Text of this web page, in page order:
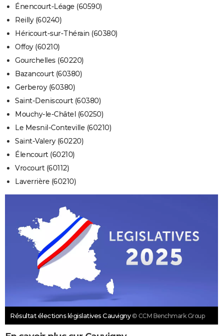
Énencourt-Léage (60590)
Reilly (60240)
Héricourt-sur-Thérain (60380)
Offoy (60210)
Gourchelles (60220)
Bazancourt (60380)
Gerberoy (60380)
Saint-Deniscourt (60380)
Mouchy-le-Châtel (60250)
Le Mesnil-Conteville (60210)
Saint-Valery (60220)
Élencourt (60210)
Vrocourt (60112)
Laverrière (60210)
Résultat élections législatives Cauvigny © CCM Benchmark Group